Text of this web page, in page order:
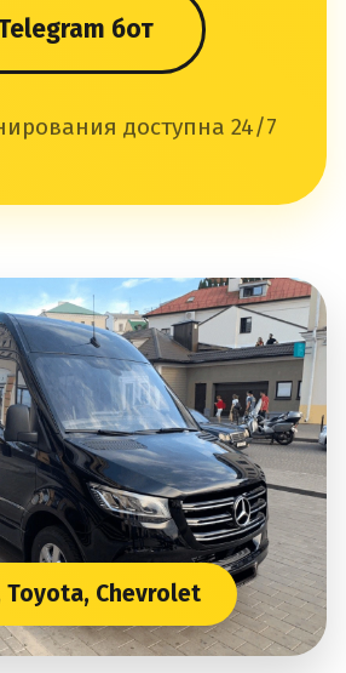
бот
доступна 24/7
Toyota, Chevrolet